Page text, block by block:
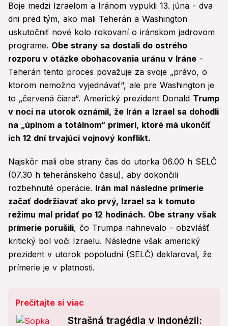
Boje medzi Izraelom a Iránom vypukli 13. júna - dva
dni pred tým, ako mali Teherán a Washington
uskutočniť nové kolo rokovaní o iránskom jadrovom
programe. Obe strany sa dostali do ostrého
rozporu v otázke obohacovania uránu v Iráne -
Teherán tento proces považuje za svoje „právo, o
ktorom nemožno vyjednávať“, ale pre Washington je
to „červená čiara“. Americký prezident Donald Trump
v noci na utorok oznámil, že Irán a Izrael sa dohodli
na „úplnom a totálnom“ prímerí, ktoré má ukončiť
ich 12 dní trvajúci vojnový konflikt.
Najskôr mali obe strany čas do utorka 06.00 h SELČ
(07.30 h teheránskeho času), aby dokončili
rozbehnuté operácie. Irán mal následne prímerie
začať dodržiavať ako prvý, Izrael sa k tomuto
režimu mal pridať po 12 hodinách. Obe strany však
prímerie porušili, čo Trumpa nahnevalo - obzvlášť
kritický bol voči Izraelu. Následne však americký
prezident v utorok popoludní (SELČ) deklaroval, že
prímerie je v platnosti.
Prečítajte si viac
Strašná tragédia v Indonézii: